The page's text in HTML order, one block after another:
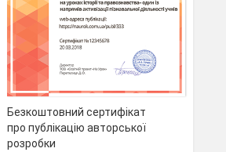
Безкоштовний сертифікат
про публікацію авторської
розробки